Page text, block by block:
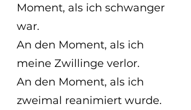
Moment, als ich schwanger
war.
An den Moment, als ich
meine Zwillinge verlor.
An den Moment, als ich
zweimal reanimiert wurde.